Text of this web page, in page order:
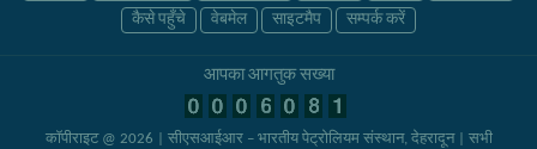
कैसे पहुँचे
वेबमेल साइटमैप सम्पर्क करें
आपका आगंतुक संख्या
कॉपीराइट @ 2026 | सीएसआईआर – भारतीय पेट्रोलियम संस्थान, देहरादून| सभी